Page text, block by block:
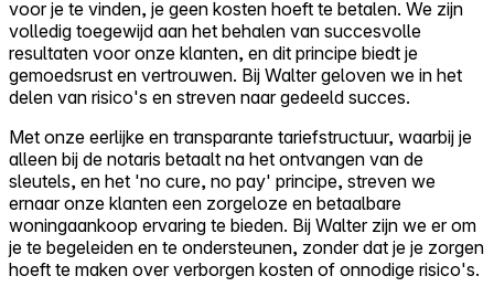
voor je te vinden, je geen kosten hoeft te betalen. We zijn
volledig toegewijd aan het behalen van succesvolle
resultaten voor onze klanten, en dit principe biedt je
gemoedsrust en vertrouwen. Bij Walter geloven we in het
delen van risico's en streven naar gedeeld succes.
Met onze eerlijke en transparante tariefstructuur, waarbij je
alleen bij de notaris betaalt na het ontvangen van de
sleutels, en het 'no cure, no pay' principe, streven we
ernaar onze klanten een zorgeloze en betaalbare
woningaankoop ervaring te bieden. Bij Walter zijn we er om
je te begeleiden en te ondersteunen, zonder dat je je zorgen
hoeft te maken over verborgen kosten of onnodige risico's.